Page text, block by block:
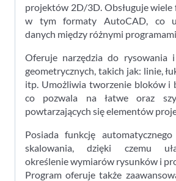
projektów 2D/3D. Obsługuje
w tym formaty AutoCAD, co
danych między różnymi
Oferuje narzędzia do rysowania
geometrycznych, takich jak: linie,
itp. Umożliwia tworzenie bloków i
co pozwala na łatwe oraz
powtarzających się elementów
Posiada funkcję
skalowania, dzięki czemu
określenie wymiarów rysunków i
Program oferuje także